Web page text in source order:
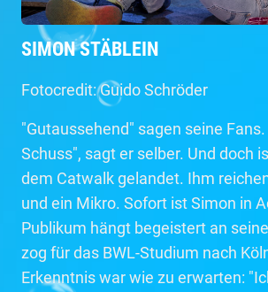
SIMON STÄBLEIN
Fotocredit: Guido Schröder
"Gutaussehend" sagen seine
Schuss", sagt er selber. Und doch
dem Catwalk gelandet. Ihm
und ein Mikro. Sofort ist Simon in
Publikum hängt begeistert an
zog für das BWL-Studium nach
Erkenntnis war wie zu erwarten: